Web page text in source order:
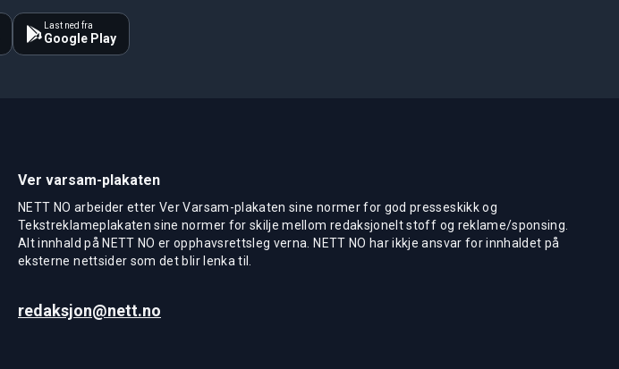
Last ned fra
Google Play
Ver varsam-plakaten
NETT NO arbeider etter Ver Varsam-plakaten sine normer for god presseskikk og
Tekstreklameplakaten sine normer for skilje mellom redaksjonelt stoff og reklame/sponsing.
Alt innhald på NETT NO er opphavsrettsleg verna. NETT NO har ikkje ansvar for innhaldet på
eksterne nettsider som det blir lenka til.
redaksjon@nett.no